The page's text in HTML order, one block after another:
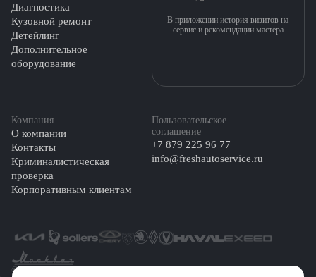
Диагностика
Кузовной ремонт
Детейлинг
Дополнительное
оборудование
Компания
О компании
Контакты
Криминалистическая
проверка
Корпоративным клиентам
Пользовательское
соглашение
+7 879 225 96 77
info@freshautoservice.ru
В приложении история визитов на
сервис и рекомендации мастера
©️ 2026 Fresh Auto